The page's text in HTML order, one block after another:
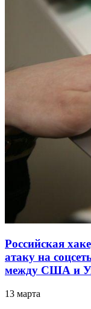
Российская
атаку на
между США и
13 марта